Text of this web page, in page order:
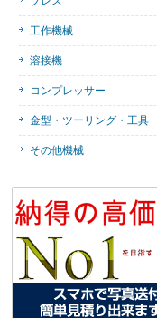
工作機械
溶接機
コンプレッサー
金型・ツーリング・工具
その他機械